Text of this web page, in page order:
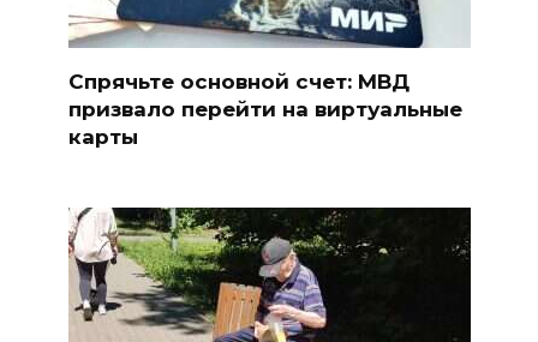
Спрячьте основной счет: МВД
призвало перейти на виртуальные
карты